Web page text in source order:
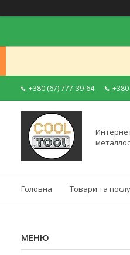
+380 (67) 777-39-64
Головна Товари та